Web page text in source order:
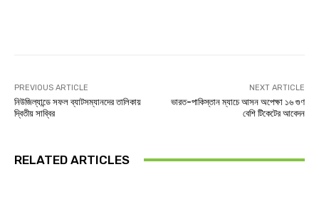
PREVIOUS ARTICLE
নিউজিল্যান্ডে সফল ব্যাটসম্যানদের তালিকায়
দ্বিতীয় সাব্বির
NEXT ARTICLE
ভারত-পাকিস্তান ম্যাচে আসন অপেক্ষা ১৬ গুণ
বেশি টিকেটের আবেদন
RELATED ARTICLES